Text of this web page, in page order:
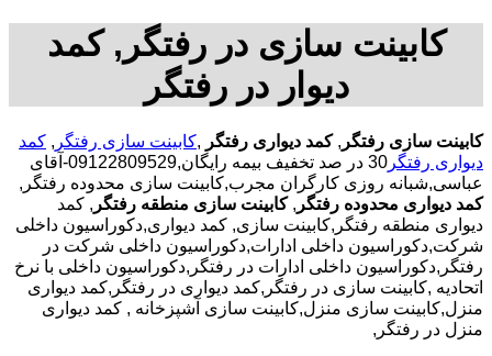
کابینت سازی در رفتگر, کمد
دیوار در رفتگر
کابینت سازی رفتگر ,کمد دیواری رفتگر ,کابینت سازی رفتگر , کمد
دیواری رفتگر
30 در صد تخفیف بیمه رایگان,09122809529-آقای
عباسی,شبانه روزی کارگران مجرب,کابینت سازی محدوده رفتگر,
کمد دیواری محدوده رفتگر , کابینت سازی منطقه رفتگر , کمد
دیواری منطقه رفتگر,کابینت سازی, کمد دیواری,دکوراسیون داخلی
شرکت,دکوراسیون داخلی ادارات,دکوراسیون داخلی شرکت در
رفتگر,دکوراسیون داخلی ادارات در رفتگر,دکوراسیون داخلی با نرخ
اتحادیه ,کابینت سازی در رفتگر,کمد دیواری در رفتگر,کمد دیواری
منزل,کابینت سازی منزل,کابینت سازی آشپزخانه , کمد دیواری
منزل در رفتگر,